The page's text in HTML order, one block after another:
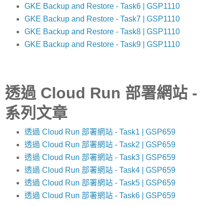
GKE Backup and Restore - Task6 | GSP1110
GKE Backup and Restore - Task7 | GSP1110
GKE Backup and Restore - Task8 | GSP1110
GKE Backup and Restore - Task9 | GSP1110
透過 Cloud Run 部署網站 -
系列文章
透過 Cloud Run 部署網站 - Task1 | GSP659
透過 Cloud Run 部署網站 - Task2 | GSP659
透過 Cloud Run 部署網站 - Task3 | GSP659
透過 Cloud Run 部署網站 - Task4 | GSP659
透過 Cloud Run 部署網站 - Task5 | GSP659
透過 Cloud Run 部署網站 - Task6 | GSP659